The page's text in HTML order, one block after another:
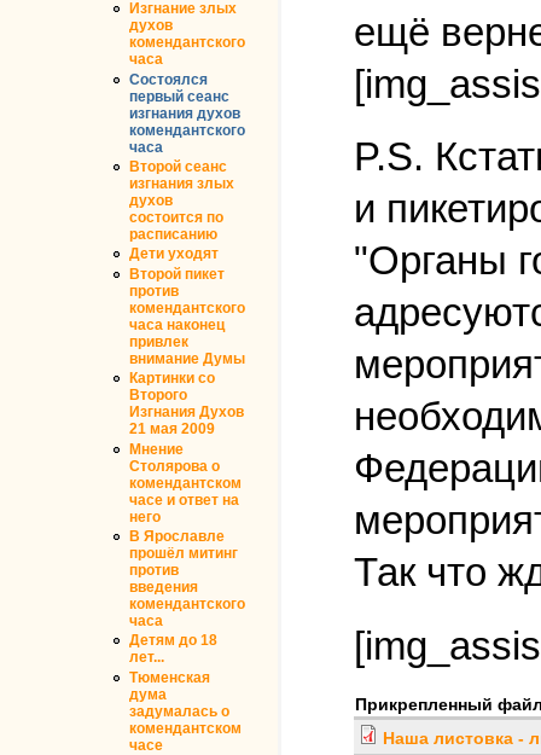
Изгнание злых
духов
комендантского
часа
Состоялся
первый сеанс
изгнания духов
комендантского
часа
Второй сеанс
изгнания злых
духов
состоится по
расписанию
Дети уходят
Второй пикет
против
комендантского
часа наконец
привлек
внимание Думы
Картинки со
Второго
Изгнания Духов
21 мая 2009
Мнение
Столярова о
комендантском
часе и ответ на
него
В Ярославле
прошёл митинг
против
введения
комендантского
часа
Детям до 18
лет...
Тюменская
дума
задумалась о
комендантском
часе
ещё
P.S.
и
"Органы
Так что
Прикрепленный
Наша листовка -